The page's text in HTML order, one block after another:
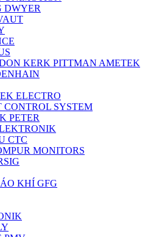
DWYER
KERK PITTMAN AMETEK
ELECTRO
SYSTEM
PETER
CTC
MONITORS
KHÍ GFG